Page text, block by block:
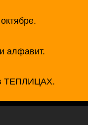
алфавит.
ТЕПЛИЦАХ.